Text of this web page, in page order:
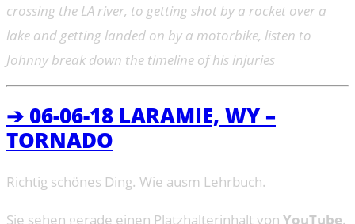
crossing the LA river, to getting shot by a rocket over a
lake and getting landed on by a motorbike, listen to
Johnny break down the timeline of his injuries
➔ 06-06-18 LARAMIE, WY –
TORNADO
Richtig schönes Ding. Wie ausm Lehrbuch.
Sie sehen gerade einen Platzhalterinhalt von YouTube.